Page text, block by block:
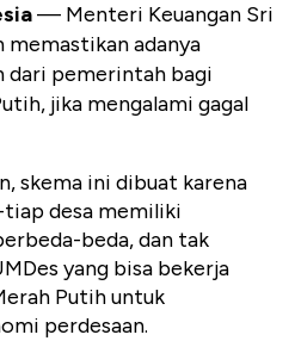
— Menteri Keuangan Sri
adanya
dari pemerintah bagi
jika mengalami gagal
skema ini dibuat karena
desa memiliki
beda, dan tak
yang bisa bekerja
Putih untuk
perdesaan.